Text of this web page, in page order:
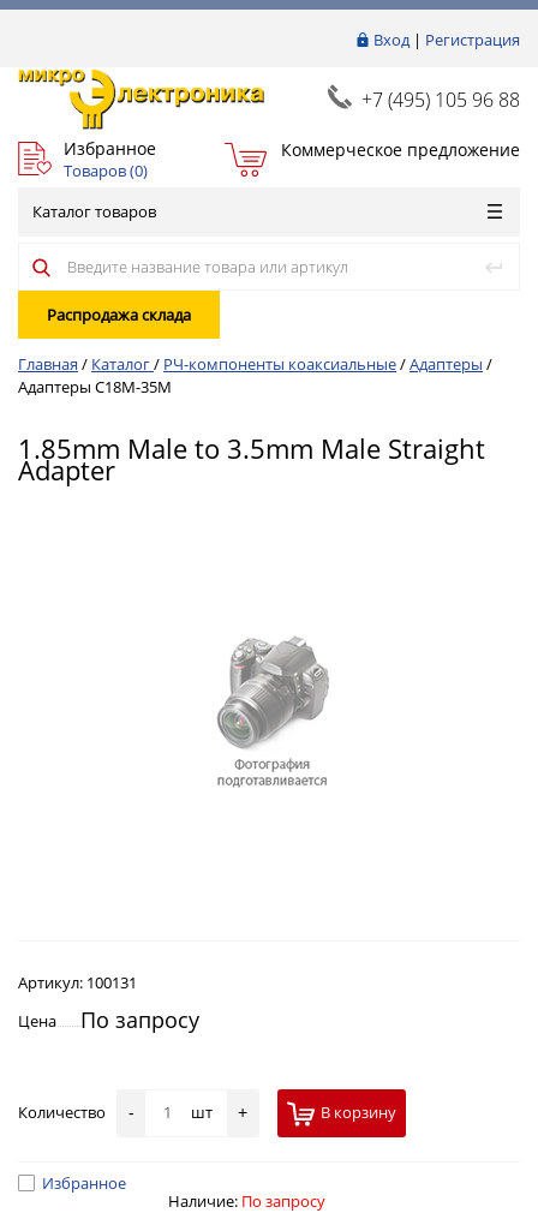
Вход| Регистрация
+7 (495) 105 96 88
Избранное
Товаров (0)
Коммерческое предложение
Каталог товаров
Распродажа склада
Главная / Каталог/ РЧ-компоненты коаксиальные/Адаптеры /
Адаптеры C18M-35M
1.85mm Male to 3.5mm Male Straight
Adapter
Артикул: 100131
Цена
По запросу
Количество - шт + В корзину
Избранное
Наличие: По запросу